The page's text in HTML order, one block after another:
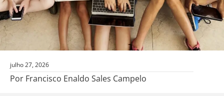
julho 27, 2026
Por Francisco Enaldo Sales Campelo